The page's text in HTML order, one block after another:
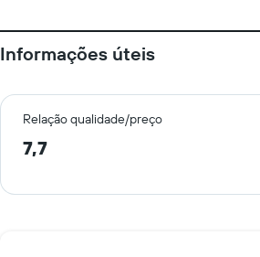
Informações úteis
Relação qualidade/preço
7,7